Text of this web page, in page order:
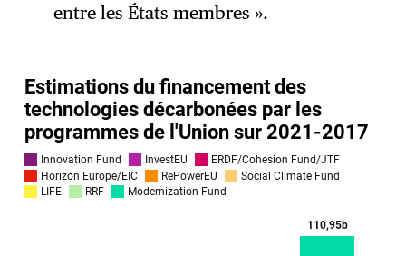
entre les États membres ».